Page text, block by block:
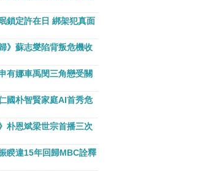
鎖定許在日 綁架犯真面
》蘇志燮陷背叛危機收
有娜車禹閔三角戀受關
國朴智賢家庭AI首秀危
朴恩斌梁世宗首播三次
睽違15年回歸MBC詮釋